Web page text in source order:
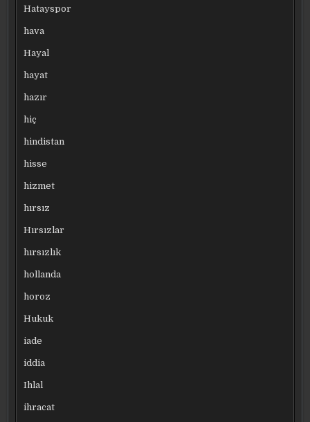
Hatayspor
hava
Hayal
hayat
hazır
hiç
hindistan
hisse
hizmet
hırsız
Hırsızlar
hırsızlık
hollanda
horoz
Hukuk
iade
iddia
Ihlal
ihracat